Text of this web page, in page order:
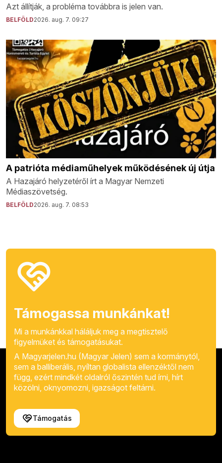
Azt állítják, a probléma továbbra is jelen van.
BELFÖLD2026. aug. 7. 09:27
A patrióta médiaműhelyek működésének új útja
A Hazajáró helyzetéről írt a Magyar Nemzeti
Médiaszövetség.
BELFÖLD2026. aug. 7. 08:53
Támogassa munkánkat!
Mi a munkánkkal háláljuk meg a megtisztelő
figyelmüket és támogatásukat.
A Magyarjelen.hu (Magyar Jelen) sem a kormánytól,
sem a balliberális, nyíltan globalista ellenzéktől nem
függ, ezért mindkét oldalról őszintén tud írni, hírt
közölni, oknyomozni, igazságot feltárni.
Támogatás